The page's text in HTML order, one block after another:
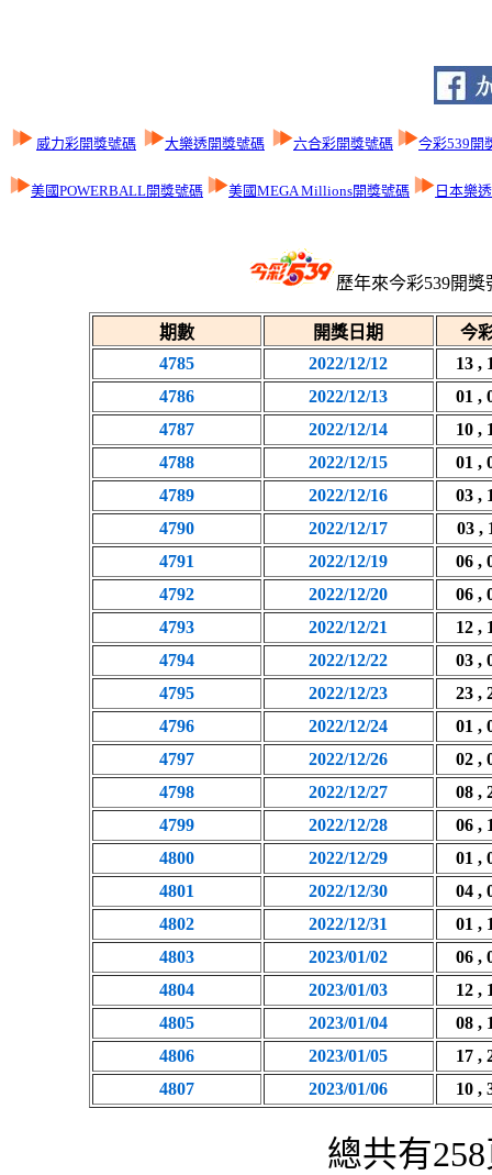
威力彩開獎號碼 大樂透開獎號碼 六合彩開獎號碼 今彩539開
美國POWERBALL開獎號碼 美國MEGA Millions開獎號碼 日本樂
歷年來今彩539開
期數 開獎日期
今
4785
2022/12/12
13 ,
4786
2022/12/13
01 ,
4787
2022/12/14
10 ,
4788
2022/12/15
01 ,
4789
2022/12/16
03 ,
4790
2022/12/17
03 ,
4791
2022/12/19
06 ,
4792
2022/12/20
06 ,
4793
2022/12/21
12 ,
4794
2022/12/22
03 ,
4795
2022/12/23
23 ,
4796
2022/12/24
01 ,
4797
2022/12/26
02 ,
4798
2022/12/27
08 ,
4799
2022/12/28
06 ,
4800
2022/12/29
01 ,
4801
2022/12/30
04 ,
4802
2022/12/31
01 ,
4803
2023/01/02
06 ,
4804
2023/01/03
12 ,
4805
2023/01/04
08 ,
4806
2023/01/05
17 ,
4807
2023/01/06 10 ,
總共有